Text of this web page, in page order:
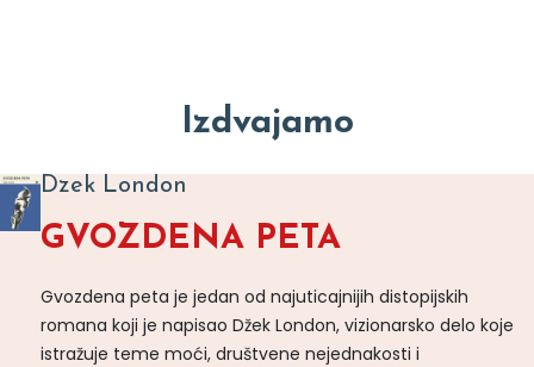
Izdvajamo
Dzek London
GVOZDENA PETA
Gvozdena peta je jedan od najuticajnijih distopijskih
romana koji je napisao Džek London, vizionarsko delo koje
istražuje teme moći, društvene nejednakosti i